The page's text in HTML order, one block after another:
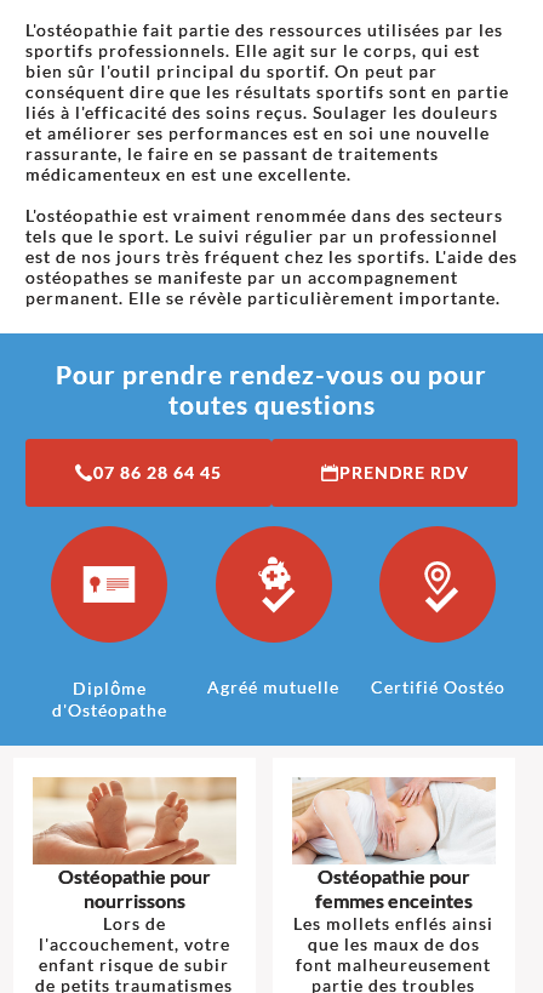
L'ostéopathie fait partie des ressources utilisées par les
sportifs professionnels. Elle agit sur le corps, qui est
bien sûr l'outil principal du sportif. On peut par
conséquent dire que les résultats sportifs sont en partie
liés à l'efficacité des soins reçus. Soulager les douleurs
et améliorer ses performances est en soi une nouvelle
rassurante, le faire en se passant de traitements
médicamenteux en est une excellente.
L'ostéopathie est vraiment renommée dans des secteurs
tels que le sport. Le suivi régulier par un professionnel
est de nos jours très fréquent chez les sportifs. L'aide des
ostéopathes se manifeste par un accompagnement
permanent. Elle se révèle particulièrement importante.
Pour prendre rendez-vous ou pour
toutes questions
07 86 28 64 45 PRENDRE RDV
Diplôme
d'Ostéopathe
Agréé mutuelle Certifié Oostéo
Ostéopathie pour
nourrissons
Lors de
l'accouchement, votre
enfant risque de subir
de petits traumatismes
Ostéopathie pour
femmes enceintes
Les mollets enflés ainsi
que les maux de dos
font malheureusement
partie des troubles